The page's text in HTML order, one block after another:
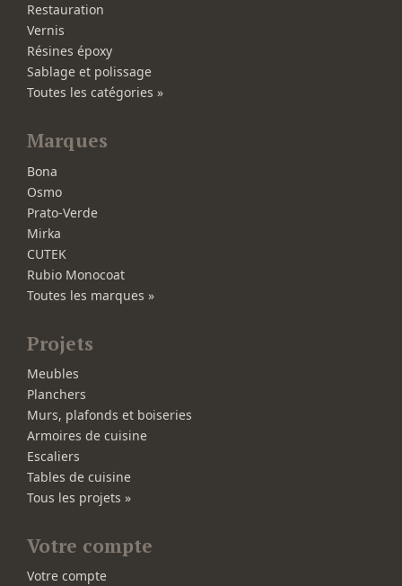
Restauration
Vernis
Résines époxy
Sablage et polissage
Toutes les catégories »
Marques
Bona
Osmo
Prato-Verde
Mirka
CUTEK
Rubio Monocoat
Toutes les marques »
Projets
Meubles
Planchers
Murs, plafonds et boiseries
Armoires de cuisine
Escaliers
Tables de cuisine
Tous les projets »
Votre compte
Votre compte